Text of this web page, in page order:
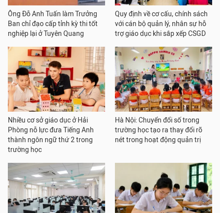
Ông Đỗ Anh Tuấn làm Trưởng
Ban chỉ đạo cấp tỉnh kỳ thi tốt
nghiệp lại ở Tuyên Quang
Quy định về cơ cấu, chính sách
với cán bộ quản lý, nhân sự hỗ
trợ giáo dục khi sắp xếp CSGD
Nhiều cơ sở giáo dục ở Hải
Phòng nỗ lực đưa Tiếng Anh
thành ngôn ngữ thứ 2 trong
trường học
Hà Nội: Chuyển đổi số trong
trường học tạo ra thay đổi rõ
nét trong hoạt động quản trị